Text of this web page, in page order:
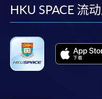
HKU SPACE 流